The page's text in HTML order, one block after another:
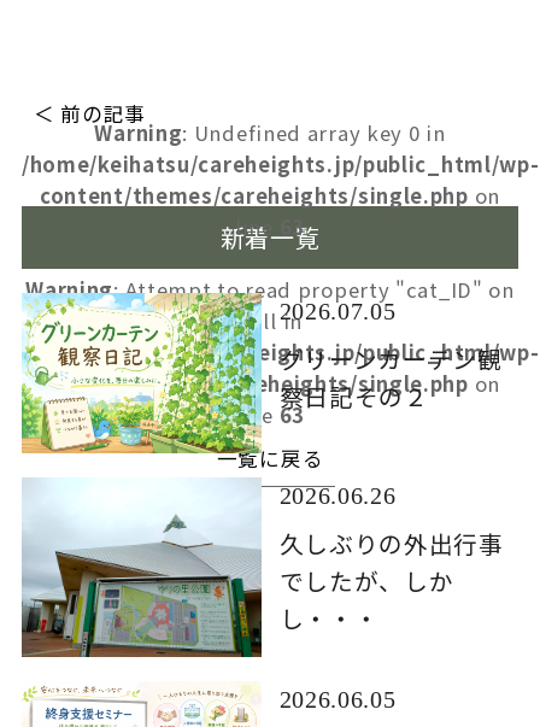
＜ 前の記事
Warning: Undefined array key 0 in
/home/keihatsu/careheights.jp/public_html/wp-
content/themes/careheights/single.php on
line
63
Warning: Attempt to read property "cat_ID" on
null in
/home/keihatsu/careheights.jp/public_html/wp-
content/themes/careheights/single.php on
line 63
一覧に戻る
新着一覧
2026.07.05
グリーンカーテン観
察日記その２
2026.06.26
久しぶりの外出行事
でしたが、しか
し・・・
2026.06.05